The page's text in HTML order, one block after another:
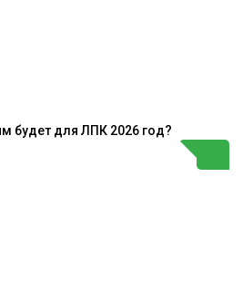
будет для ЛПК 2026 год?